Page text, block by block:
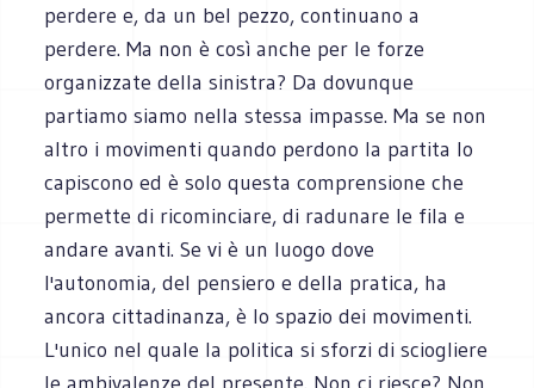
perdere e, da un bel pezzo, continuano a
perdere. Ma non è così anche per le forze
organizzate della sinistra? Da dovunque
partiamo siamo nella stessa impasse. Ma se non
altro i movimenti quando perdono la partita lo
capiscono ed è solo questa comprensione che
permette di ricominciare, di radunare le fila e
andare avanti. Se vi è un luogo dove
l'autonomia, del pensiero e della pratica, ha
ancora cittadinanza, è lo spazio dei movimenti.
L'unico nel quale la politica si sforzi di sciogliere